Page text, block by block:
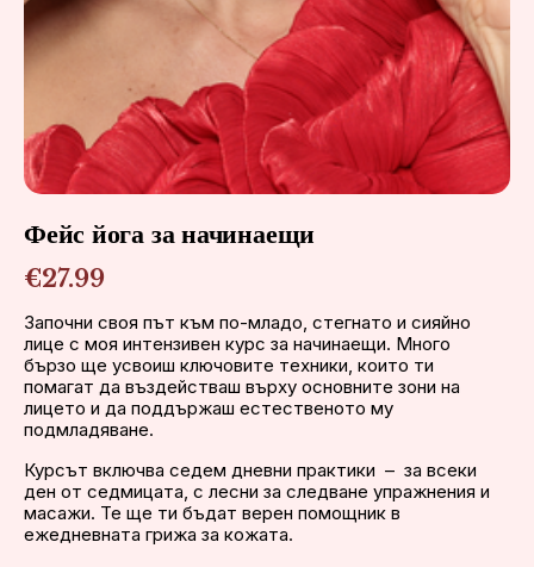
Фейс йога за начинаещи
€27.99
Започни своя път към по-младо, стегнато и сияйно
лице с моя интензивен курс за начинаещи. Много
бързо ще усвоиш ключовите техники, които ти
помагат да въздействаш върху основните зони на
лицето и да поддържаш естественото му
подмладяване.
Курсът включва седем дневни практики  –  за всеки
ден от седмицата, с лесни за следване упражнения и
масажи. Те ще ти бъдат верен помощник в
ежедневната грижа за кожата.